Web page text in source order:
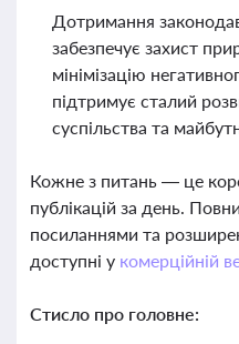
Дотримання
забезпечує захист
мінімізацію
підтримує сталий
суспільства та
Кожне з питань — це
публікацій за день.
посиланнями та
доступні у комерційній
Стисло про головне: